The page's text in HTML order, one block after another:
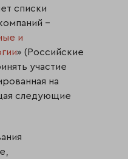
списки
–
и
» (Российские
участие
на
следующие